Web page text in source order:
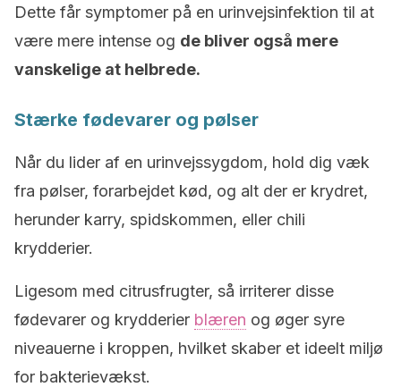
Dette får symptomer på en urinvejsinfektion til at
være mere intense og de bliver også mere
vanskelige at helbrede.
Stærke fødevarer og pølser
Når du lider af en urinvejssygdom, hold dig væk
fra pølser, forarbejdet kød, og alt der er krydret,
herunder karry, spidskommen, eller chili
krydderier.
Ligesom med citrusfrugter, så irriterer disse
fødevarer og krydderier blæren og øger syre
niveauerne i kroppen, hvilket skaber et ideelt miljø
for bakterievækst.